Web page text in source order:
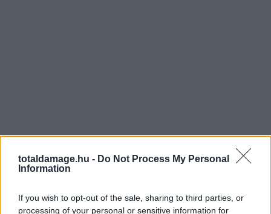
totaldamage.hu - Do Not Process My Personal
Information
If you wish to opt-out of the sale, sharing to third parties, or
processing of your personal or sensitive information for